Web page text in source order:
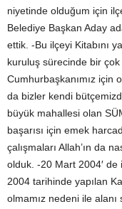
niyetinde olduğum için
Belediye Başkan Aday
ettik. -Bu ilçeyi Kitabını
kuruluş sürecinde bir çok
Cumhurbaşkanımız için
da bizler kendi
büyük mahallesi olan
başarısı için emek
çalışmaları Allah’ın da
olduk. -20 Mart 2004′ de
2004 tarihinde yapılan
olmamız nedeni ile